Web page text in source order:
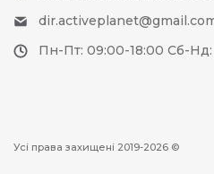
Пн-Пт: 09:00-18:00 Сб-Нд:
Усі права захищені 2019-2026 ©